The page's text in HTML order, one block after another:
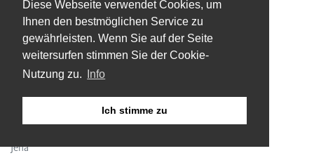
Diese Webseite verwendet Cookies, um
Ihnen den bestmöglichen Service zu
gewährleisten. Wenn Sie auf der Seite
weitersurfen stimmen Sie der Cookie-
Nutzung zu.
Info
Ich stimme zu
Altenburg
Apolda
Arnstadt
Bad Langensalza
Eisenach
Gera
Jena